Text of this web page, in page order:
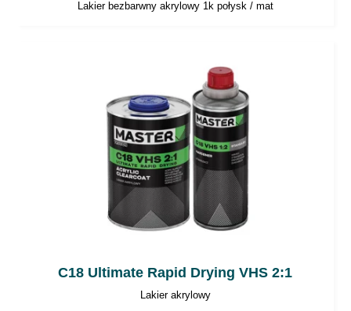
wygląd powłoki od razu po aplikacji. Jeśli
pojawiły się wtrącenia brudu, zaleca się
usunięcie ich i późniejsze polerowanie za
pomocą pasty polerskiej.
Uwagi ogólne
Nie przekraczać zalecanych ilości
Najlepsze rezultaty osiągnie się
lakierując w temperaturze pokojowej.
Lakier bezbarwny akrylowy 1k połysk / mat
C18 Ultimate Rapid Drying VHS 2:1
Lakier akrylowy